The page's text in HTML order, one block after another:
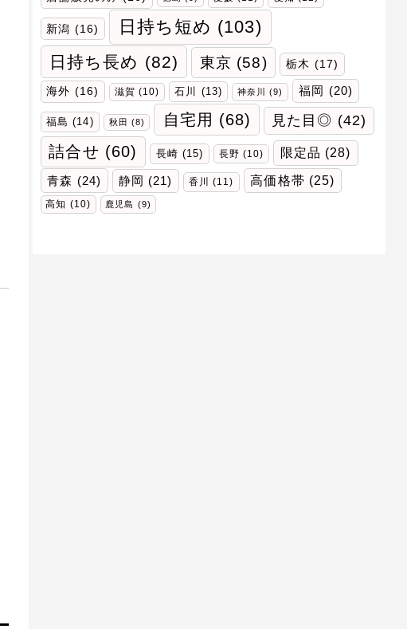
新潟 (16) 日持ち短め (103)
日持ち長め (82) 東京 (58) 栃木 (17)
海外 (16) 滋賀 (10) 石川 (13) 神奈川 (9) 福岡 (20)
福島 (14) 秋田 (8) 自宅用 (68) 見た目◎ (42)
詰合せ (60) 長崎 (15) 長野 (10) 限定品 (28)
青森 (24) 静岡 (21) 香川 (11) 高価格帯 (25)
高知 (10) 鹿児島 (9)